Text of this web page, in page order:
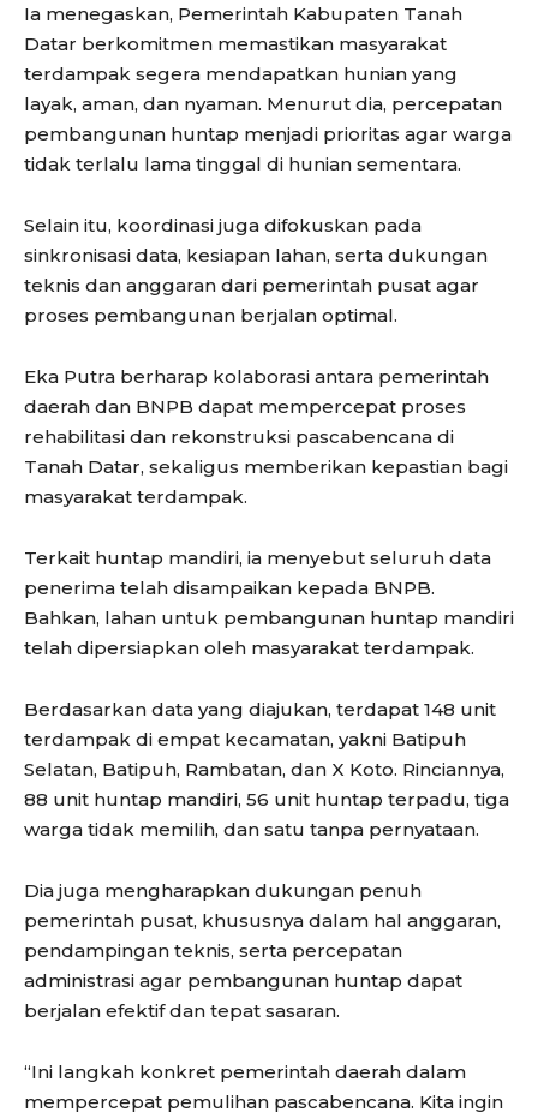
Ia menegaskan, Pemerintah Kabupaten Tanah
Datar berkomitmen memastikan masyarakat
terdampak segera mendapatkan hunian yang
layak, aman, dan nyaman. Menurut dia, percepatan
pembangunan huntap menjadi prioritas agar warga
tidak terlalu lama tinggal di hunian sementara.
Selain itu, koordinasi juga difokuskan pada
sinkronisasi data, kesiapan lahan, serta dukungan
teknis dan anggaran dari pemerintah pusat agar
proses pembangunan berjalan optimal.
Eka Putra berharap kolaborasi antara pemerintah
daerah dan BNPB dapat mempercepat proses
rehabilitasi dan rekonstruksi pascabencana di
Tanah Datar, sekaligus memberikan kepastian bagi
masyarakat terdampak.
Terkait huntap mandiri, ia menyebut seluruh data
penerima telah disampaikan kepada BNPB.
Bahkan, lahan untuk pembangunan huntap mandiri
telah dipersiapkan oleh masyarakat terdampak.
Berdasarkan data yang diajukan, terdapat 148 unit
terdampak di empat kecamatan, yakni Batipuh
Selatan, Batipuh, Rambatan, dan X Koto. Rinciannya,
88 unit huntap mandiri, 56 unit huntap terpadu, tiga
warga tidak memilih, dan satu tanpa pernyataan.
Dia juga mengharapkan dukungan penuh
pemerintah pusat, khususnya dalam hal anggaran,
pendampingan teknis, serta percepatan
administrasi agar pembangunan huntap dapat
berjalan efektif dan tepat sasaran.
“Ini langkah konkret pemerintah daerah dalam
mempercepat pemulihan pascabencana. Kita ingin